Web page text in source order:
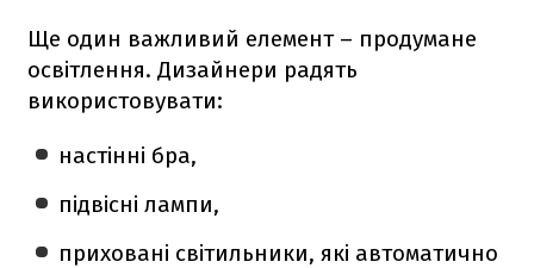
Ще один важливий елемент – продумане
освітлення. Дизайнери радять
використовувати:
настінні бра,
підвісні лампи,
приховані світильники, які автоматично